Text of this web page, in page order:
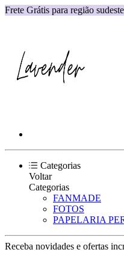
Frete Grátis para região
Categorias
Voltar
Categorias
FANMADE
FOTOS
PAPELARIA
Receba novidades e ofertas